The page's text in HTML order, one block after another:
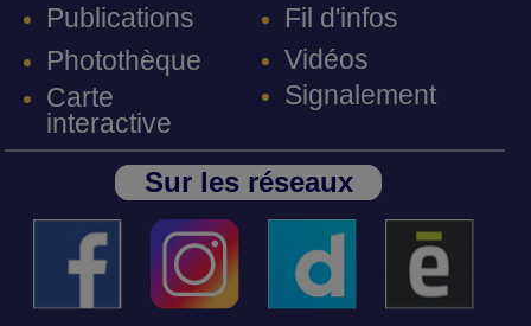
Publications
Photothèque
Carte
interactive
Fil d'infos
Vidéos
Signalement
Sur les réseaux